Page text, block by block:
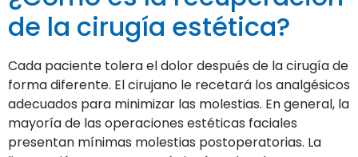
de la cirugía estética?
Cada paciente tolera el dolor después de la cirugía de
forma diferente. El cirujano le recetará los analgésicos
adecuados para minimizar las molestias. En general, la
mayoría de las operaciones estéticas faciales
presentan mínimas molestias postoperatorias. La